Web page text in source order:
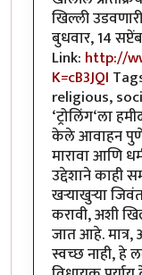
खिल्ली
बुधवार, 14
Link: http://
K=cB3JQI
religious,
‘ट्रोलिंग‘ला
केले आवाहन
मारावा आणि
उद्देशाने काही
खऱ्याखुऱ्या
करावी, अशी
जात आहे. मात्र,
स्वच्छ नाही, हे